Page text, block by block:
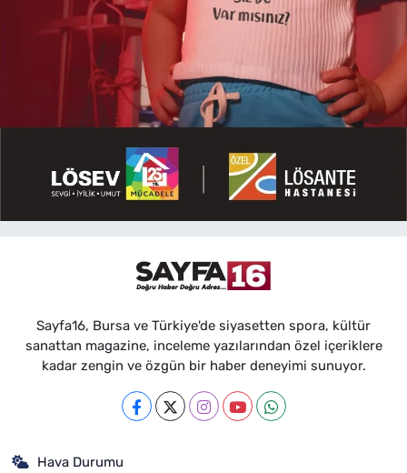
Sayfa16, Bursa ve Türkiye'de siyasetten spora, kültür
sanattan magazine, inceleme yazılarından özel içeriklere
kadar zengin ve özgün bir haber deneyimi sunuyor.
Hava Durumu